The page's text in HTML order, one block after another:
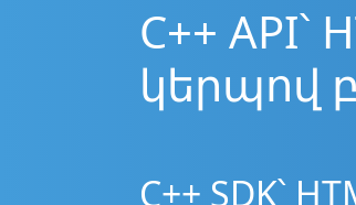
C++ API՝
կերպով
C++ SDK՝